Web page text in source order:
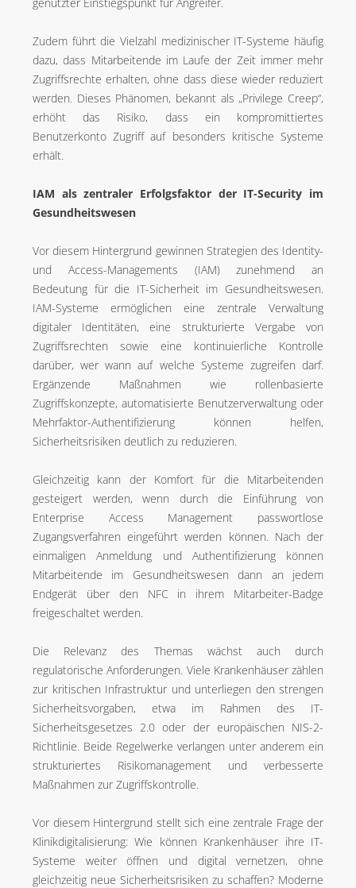
Zudem führt die Vielzahl medizinischer IT-Systeme häufig
dazu, dass Mitarbeitende im Laufe der Zeit immer mehr
Zugriffsrechte erhalten, ohne dass diese wieder reduziert
werden. Dieses Phänomen, bekannt als „Privilege Creep“,
erhöht das Risiko, dass ein kompromittiertes
Benutzerkonto Zugriff auf besonders kritische Systeme
erhält.
IAM als zentraler Erfolgsfaktor der IT-Security im
Gesundheitswesen
Vor diesem Hintergrund gewinnen Strategien des Identity-
und Access-Managements (IAM) zunehmend an
Bedeutung für die IT-Sicherheit im Gesundheitswesen.
IAM-Systeme ermöglichen eine zentrale Verwaltung
digitaler Identitäten, eine strukturierte Vergabe von
Zugriffsrechten sowie eine kontinuierliche Kontrolle
darüber, wer wann auf welche Systeme zugreifen darf.
Ergänzende Maßnahmen wie rollenbasierte
Zugriffskonzepte, automatisierte Benutzerverwaltung oder
Mehrfaktor-Authentifizierung können helfen,
Sicherheitsrisiken deutlich zu reduzieren.
Gleichzeitig kann der Komfort für die Mitarbeitenden
gesteigert werden, wenn durch die Einführung von
Enterprise Access Management passwortlose
Zugangsverfahren eingeführt werden können. Nach der
einmaligen Anmeldung und Authentifizierung können
Mitarbeitende im Gesundheitswesen dann an jedem
Endgerät über den NFC in ihrem Mitarbeiter-Badge
freigeschaltet werden.
Die Relevanz des Themas wächst auch durch
regulatorische Anforderungen. Viele Krankenhäuser zählen
zur kritischen Infrastruktur und unterliegen den strengen
Sicherheitsvorgaben, etwa im Rahmen des IT-
Sicherheitsgesetzes 2.0 oder der europäischen NIS-2-
Richtlinie. Beide Regelwerke verlangen unter anderem ein
strukturiertes Risikomanagement und verbesserte
Maßnahmen zur Zugriffskontrolle.
Vor diesem Hintergrund stellt sich eine zentrale Frage der
Klinikdigitalisierung: Wie können Krankenhäuser ihre IT-
Systeme weiter öffnen und digital vernetzen, ohne
gleichzeitig neue Sicherheitsrisiken zu schaffen? Moderne